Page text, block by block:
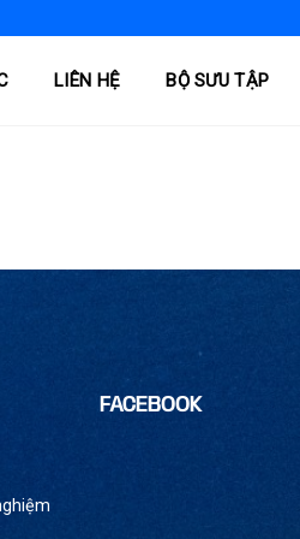
LIÊN HỆ BỘ SƯU TẬP
FACEBOOK